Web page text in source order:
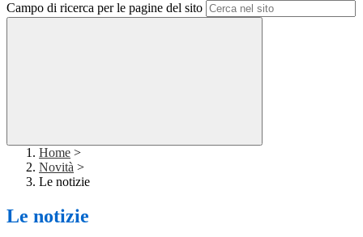
Campo di ricerca per le pagine del sito
Home >
Novità >
Le notizie
Le notizie